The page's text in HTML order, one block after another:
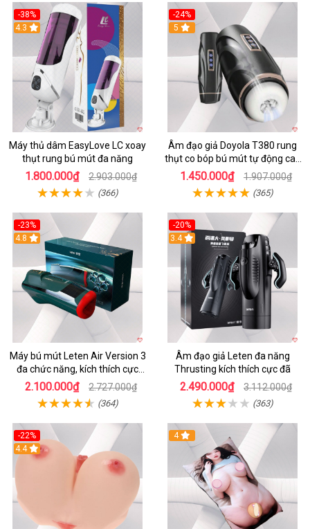
-38%
4.3
Máy thủ dâm EasyLove LC xoay
thụt rung bú mút đa năng
1.800.000₫ 2.903.000₫
(366)
-24%
5
Âm đạo giả Doyola T380 rung
thụt co bóp bú mút tự động cao
cấp
1.450.000₫ 1.907.000₫
(365)
-23%
4.8
Máy bú mút Leten Air Version 3
đa chức năng, kích thích cực
mạnh
2.100.000₫ 2.727.000₫
(364)
-20%
3.4
Âm đạo giả Leten đa năng
Thrusting kích thích cực đã
2.490.000₫ 3.112.000₫
(363)
-22%
4.4
4